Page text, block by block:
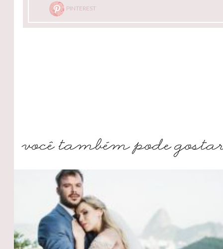
PINTEREST